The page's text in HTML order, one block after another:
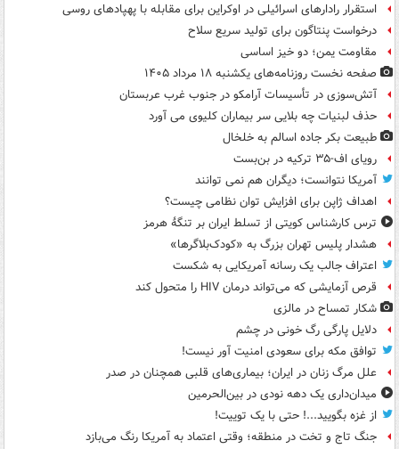
استقرار رادارهای اسرائیلی در اوکراین برای مقابله با پهپادهای روسی
درخواست پنتاگون برای تولید سریع سلاح
مقاومت یمن؛ دو خیز اساسی
صفحه نخست روزنامه‌های یکشنبه ۱۸ مرداد ۱۴۰۵
آتش‌سوزی در تأسیسات آرامکو در جنوب غرب عربستان
حذف لبنیات چه بلایی سر بیماران کلیوی می آورد
طبیعت بکر جاده اسالم به خلخال
رویای اف-۳۵ ترکیه در بن‌بست
آمریکا نتوانست؛ دیگران هم نمی توانند
اهداف ژاپن برای افزایش توان نظامی چیست؟
ترس کارشناس کویتی از تسلط ایران بر تنگۀ هرمز
هشدار پلیس تهران بزرگ به «کودک‌بلاگرها»
اعتراف جالب یک رسانه آمریکایی به شکست
قرص آزمایشی که می‌تواند درمان HIV را متحول کند
شکار تمساح در مالزی
دلایل پارگی رگ خونی در چشم
توافق مکه برای سعودی امنیت آور نیست!
علل مرگ زنان در ایران؛ بیماری‌های قلبی همچنان در صدر
میدان‌داری یک دهه نودی در بین‌الحرمین
از غزه بگویید...! حتی با یک توییت!
جنگ تاج و تخت در منطقه؛ وقتی اعتماد به آمریکا رنگ می‌بازد